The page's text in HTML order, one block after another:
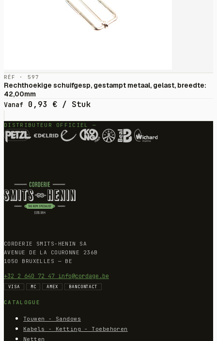
RÉF · 597
Rechthoekige schuifgesp, gestampt metaal, gelast, breedte:
42,00mm
Vanaf
0,93 € / Stuk
DISTRIBUTEUR OFFICIEL —
CORDERIE SMITS-HENIN SA
AVENUE DE LA COURONNE 236B
1050 BRUXELLES — BE
+32 2 640 72 47 info@cordage.be
VISA MC AMEX BANCONTACT
CATALOGUE
Touwen - Sandows
Kabels - Ketting - Toebehoren
Netten